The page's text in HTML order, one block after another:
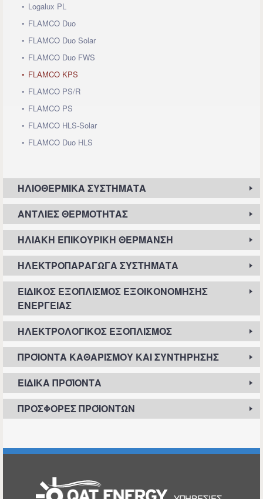
Logalux PL
FLAMCO Duo
FLAMCO Duo Solar
FLAMCO Duo FWS
FLAMCO KPS
FLAMCO PS/R
FLAMCO PS
FLAMCO HLS-Solar
FLAMCO Duo HLS
ΗΛΙΟΘΕΡΜΙΚΆ ΣΥΣΤΉΜΑΤΑ
ΑΝΤΛΊΕΣ ΘΕΡΜΌΤΗΤΑΣ
ΗΛΙΑΚΉ ΕΠΙΚΟΥΡΙΚΉ ΘΈΡΜΑΝΣΗ
ΗΛΕΚΤΡΟΠΑΡΑΓΩΓΆ ΣΥΣΤΉΜΑΤΑ
ΕΙΔΙΚΌΣ ΕΞΟΠΛΙΣΜΌΣ ΕΞΟΙΚΟΝΌΜΗΣΗΣ
ΕΝΈΡΓΕΙΑΣ
ΗΛΕΚΤΡΟΛΟΓΙΚΌΣ ΕΞΟΠΛΙΣΜΌΣ
ΠΡΟΪΌΝΤΑ ΚΑΘΑΡΙΣΜΟΎ ΚΑΙ ΣΥΝΤΉΡΗΣΗΣ
ΕΙΔΙΚΆ ΠΡΟΪΌΝΤΑ
ΠΡΟΣΦΟΡΈΣ ΠΡΟΪΌΝΤΩΝ